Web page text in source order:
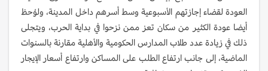
العودة لقضاء إجازتهم الأسبوعية وسط أسرهم داخل المدينة، ولوُحظ
أيضا عودة الكثير من سكان تعز ممن نزحوا في بداية الحرب، ويتجلى
ذلك في زيادة عدد طلاب المدارس الحكومية والأهلية مقارنة بالسنوات
الماضية، إلى جانب ارتفاع الطلب على المساكن وارتفاع أسعار الإيجار